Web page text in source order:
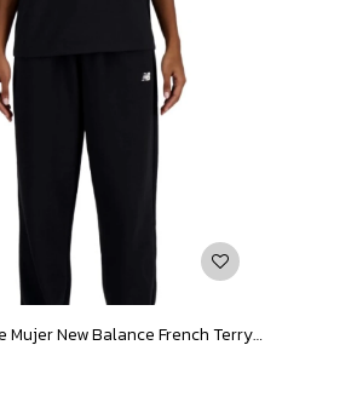
Pantalon de Mujer New Balance French Terry Jogger - Negro